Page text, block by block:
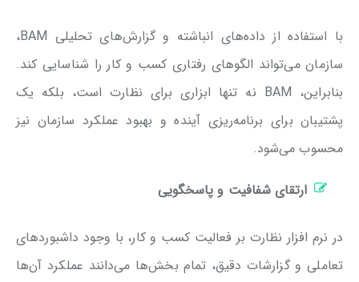
با استفاده از داده‌های انباشته و گزارش‌های تحلیلی BAM،
سازمان می‌تواند الگوهای رفتاری کسب ‌و کار را شناسایی کند.
بنابراین، BAM نه تنها ابزاری برای نظارت است، بلکه یک
پشتیبان برای برنامه‌ریزی آینده و بهبود عملکرد سازمان نیز
محسوب می‌شود.
ارتقای شفافیت و پاسخگویی
در نرم افزار نظارت بر فعالیت کسب و کار، با وجود داشبوردهای
تعاملی و گزارشات دقیق، تمام بخش‌ها می‌دانند عملکرد آن‌ها